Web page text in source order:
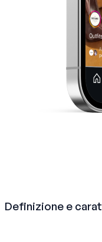
Definizione e